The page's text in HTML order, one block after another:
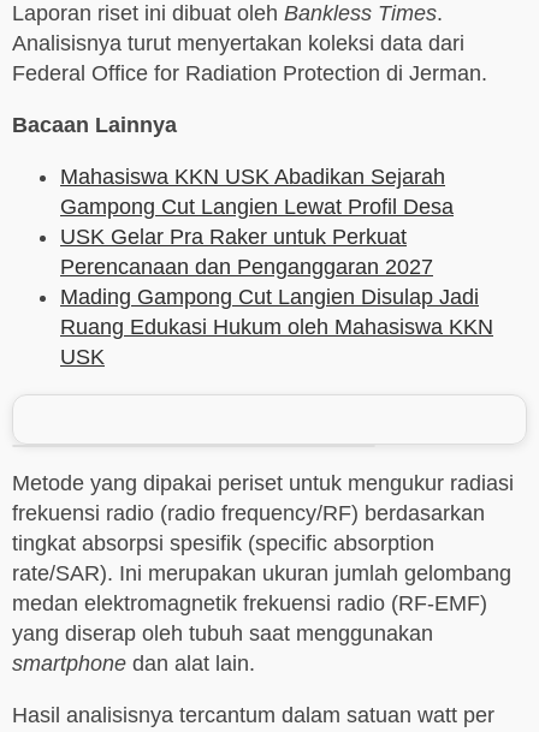
Laporan riset ini dibuat oleh Bankless Times.
Analisisnya turut menyertakan koleksi data dari
Federal Office for Radiation Protection di Jerman.
Bacaan Lainnya
Mahasiswa KKN USK Abadikan Sejarah
Gampong Cut Langien Lewat Profil Desa
USK Gelar Pra Raker untuk Perkuat
Perencanaan dan Penganggaran 2027
Mading Gampong Cut Langien Disulap Jadi
Ruang Edukasi Hukum oleh Mahasiswa KKN
USK
Metode yang dipakai periset untuk mengukur radiasi
frekuensi radio (radio frequency/RF) berdasarkan
tingkat absorpsi spesifik (specific absorption
rate/SAR). Ini merupakan ukuran jumlah gelombang
medan elektromagnetik frekuensi radio (RF-EMF)
yang diserap oleh tubuh saat menggunakan
smartphone dan alat lain.
Hasil analisisnya tercantum dalam satuan watt per